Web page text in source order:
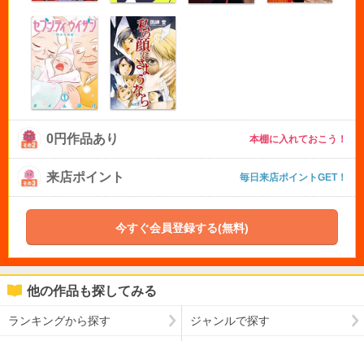
0円作品あり 本棚に入れておこう！
来店ポイント 毎日来店ポイントGET！
今すぐ会員登録する(無料)
他の作品も探してみる
ランキングから探す ジャンルで探す